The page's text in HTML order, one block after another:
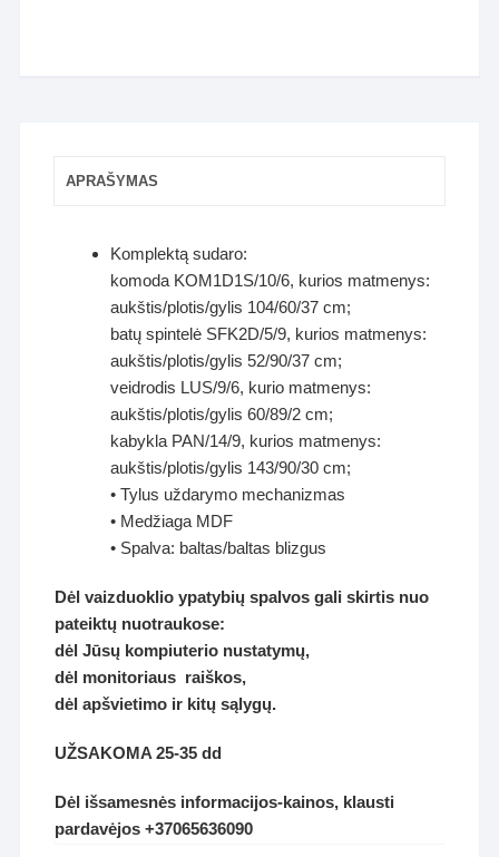
APRAŠYMAS
Komplektą sudaro:
komoda KOM1D1S/10/6, kurios matmenys:
aukštis/plotis/gylis 104/60/37 cm;
batų spintelė SFK2D/5/9, kurios matmenys:
aukštis/plotis/gylis 52/90/37 cm;
veidrodis LUS/9/6, kurio matmenys:
aukštis/plotis/gylis 60/89/2 cm;
kabykla PAN/14/9, kurios matmenys:
aukštis/plotis/gylis 143/90/30 cm;
• Tylus uždarymo mechanizmas
• Medžiaga MDF
• Spalva: baltas/baltas blizgus
Dėl vaizduoklio ypatybių spalvos gali skirtis nuo
pateiktų nuotraukose:
dėl Jūsų kompiuterio nustatymų,
dėl monitoriaus raiškos,
dėl apšvietimo ir kitų sąlygų.
UŽSAKOMA 25-35 dd
Dėl išsamesnės informacijos-kainos, klausti
pardavėjos +37065636090